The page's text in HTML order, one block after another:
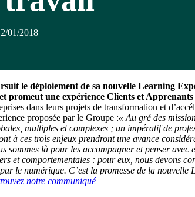
01/2018
le déploiement de sa nouvelle Learning
promeut une expérience Clients et
dans leurs projets de transformation et
proposée par le Groupe :« Au gré des
multiples et complexes ; un impératif de
à ces trois enjeux prendront une avance
sommes là pour les accompagner et penser
et comportementales : pour eux, nous devons
le numérique. C’est la promesse de la
notre communiqué